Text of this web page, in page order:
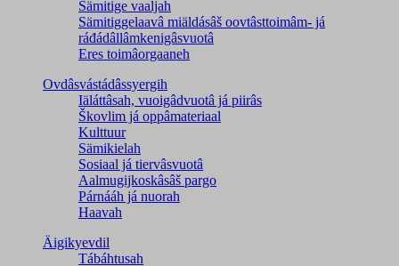
Sämitige vaaljah
Sämitiggelaavâ miäldásâš oovtâsttoimâm- já
ráđádâllâmkenigâsvuotâ
Eres toimâorgaaneh
Ovdâsvástádâssyergih
Iäláttâsah, vuoigâdvuotâ já piirâs
Škovlim já oppâmateriaal
Kulttuur
Sämikielah
Sosiaal já tiervâsvuotâ
Aalmugijkoskâsâš pargo
Párnááh já nuorah
Haavah
Äigikyevdil
Tábáhtusah